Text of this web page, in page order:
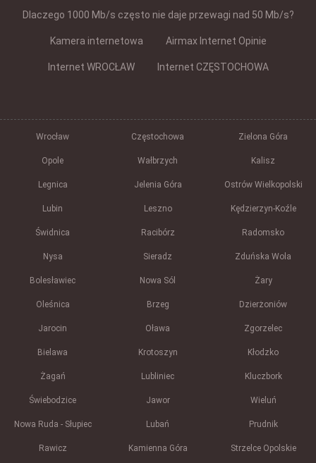
Dlaczego 1000 Mb/s często nie daje przewagi nad 50 Mb/s?
Kamera internetowa Airmax Internet Opinie
Internet WROCŁAW Internet CZĘSTOCHOWA
Wrocław Częstochowa Zielona Góra
Opole Wałbrzych Kalisz
Legnica Jelenia Góra Ostrów Wielkopolski
Lubin Leszno Kędzierzyn-Koźle
Świdnica Racibórz Radomsko
Nysa Sieradz Zduńska Wola
Bolesławiec Nowa Sól Żary
Oleśnica Brzeg Dzierżoniów
Jarocin Oława Zgorzelec
Bielawa Krotoszyn Kłodzko
Żagań Lubliniec Kluczbork
Świebodzice Jawor Wieluń
Nowa Ruda - Słupiec Lubań Prudnik
Rawicz Kamienna Góra Strzelce Opolskie